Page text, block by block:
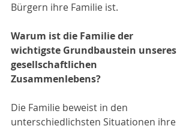
Bürgern ihre Familie ist.
Warum ist die Familie der
wichtigste Grundbaustein unseres
gesellschaftlichen
Zusammenlebens?
Die Familie beweist in den
unterschiedlichsten Situationen ihre